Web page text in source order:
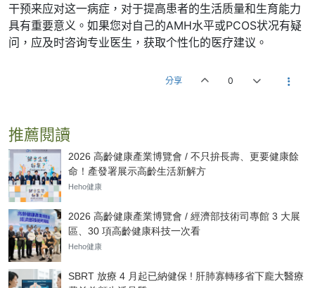
干预来应对这一病症，对于提高患者的生活质量和生育能力
具有重要意义。如果您对自己的AMH水平或PCOS状况有疑
问，应及时咨询专业医生，获取个性化的医疗建议。
分享 0
推薦閱讀